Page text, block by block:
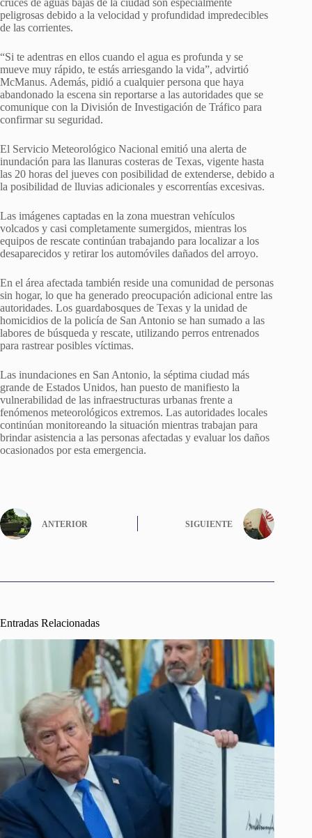
peligrosas debido a la velocidad y profundidad impredecibles
de las corrientes.
“Si te adentras en ellos cuando el agua es profunda y se
mueve muy rápido, te estás arriesgando la vida”, advirtió
McManus. Además, pidió a cualquier persona que haya
abandonado la escena sin reportarse a las autoridades que se
comunique con la División de Investigación de Tráfico para
confirmar su seguridad.
El Servicio Meteorológico Nacional emitió una alerta de
inundación para las llanuras costeras de Texas, vigente hasta
las 20 horas del jueves con posibilidad de extenderse, debido a
la posibilidad de lluvias adicionales y escorrentías excesivas.
Las imágenes captadas en la zona muestran vehículos
volcados y casi completamente sumergidos, mientras los
equipos de rescate continúan trabajando para localizar a los
desaparecidos y retirar los automóviles dañados del arroyo.
En el área afectada también reside una comunidad de personas
sin hogar, lo que ha generado preocupación adicional entre las
autoridades. Los guardabosques de Texas y la unidad de
homicidios de la policía de San Antonio se han sumado a las
labores de búsqueda y rescate, utilizando perros entrenados
para rastrear posibles víctimas.
Las inundaciones en San Antonio, la séptima ciudad más
grande de Estados Unidos, han puesto de manifiesto la
vulnerabilidad de las infraestructuras urbanas frente a
fenómenos meteorológicos extremos. Las autoridades locales
continúan monitoreando la situación mientras trabajan para
brindar asistencia a las personas afectadas y evaluar los daños
ocasionados por esta emergencia.
ANTERIOR SIGUIENTE
Entradas Relacionadas